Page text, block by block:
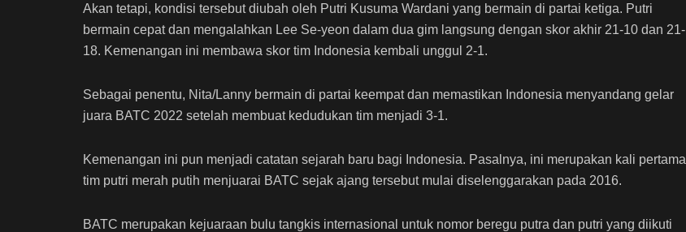
Akan tetapi, kondisi tersebut diubah oleh Putri Kusuma Wardani yang bermain di partai ketiga. Putri
bermain cepat dan mengalahkan Lee Se-yeon dalam dua gim langsung dengan skor akhir 21-10 dan 21-
18. Kemenangan ini membawa skor tim Indonesia kembali unggul 2-1.
Sebagai penentu, Nita/Lanny bermain di partai keempat dan memastikan Indonesia menyandang gelar
juara BATC 2022 setelah membuat kedudukan tim menjadi 3-1.
Kemenangan ini pun menjadi catatan sejarah baru bagi Indonesia. Pasalnya, ini merupakan kali pertama
tim putri merah putih menjuarai BATC sejak ajang tersebut mulai diselenggarakan pada 2016.
BATC merupakan kejuaraan bulu tangkis internasional untuk nomor beregu putra dan putri yang diikuti